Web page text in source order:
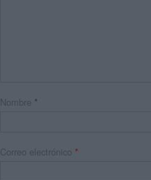
Nombre *
Correo electrónico *